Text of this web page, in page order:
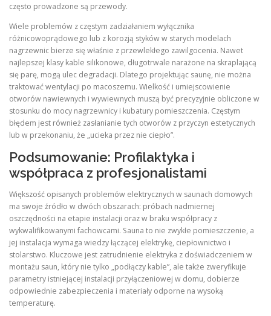
często prowadzone są przewody.
Wiele problemów z częstym zadziałaniem wyłącznika
różnicowoprądowego lub z korozją styków w starych modelach
nagrzewnic bierze się właśnie z przewlekłego zawilgocenia. Nawet
najlepszej klasy kable silikonowe, długotrwale narażone na skraplającą
się parę, mogą ulec degradacji. Dlatego projektując saunę, nie można
traktować wentylacji po macoszemu. Wielkość i umiejscowienie
otworów nawiewnych i wywiewnych muszą być precyzyjnie obliczone w
stosunku do mocy nagrzewnicy i kubatury pomieszczenia. Częstym
błędem jest również zasłanianie tych otworów z przyczyn estetycznych
lub w przekonaniu, że „ucieka przez nie ciepło”.
Podsumowanie: Profilaktyka i
współpraca z profesjonalistami
Większość opisanych problemów elektrycznych w saunach domowych
ma swoje źródło w dwóch obszarach: próbach nadmiernej
oszczędności na etapie instalacji oraz w braku współpracy z
wykwalifikowanymi fachowcami. Sauna to nie zwykłe pomieszczenie, a
jej instalacja wymaga wiedzy łączącej elektrykę, ciepłownictwo i
stolarstwo. Kluczowe jest zatrudnienie elektryka z doświadczeniem w
montażu saun, który nie tylko „podłączy kable”, ale także zweryfikuje
parametry istniejącej instalacji przyłączeniowej w domu, dobierze
odpowiednie zabezpieczenia i materiały odporne na wysoką
temperaturę.